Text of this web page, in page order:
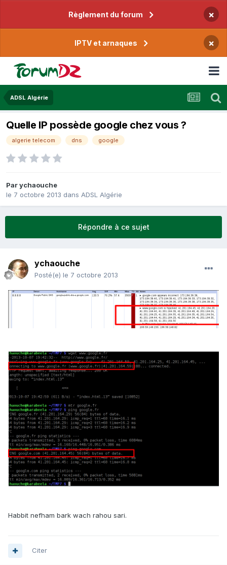
Règlement du forum ×
IPTV et arnaques ×
ADSL Algérie
Quelle IP possède google chez vous ?
algerie telecom dns google
Parychaouche
le 7 octobre 2013 dans ADSL Algérie
Répondre à ce sujet
ychaouche
Posté(e) le 7 octobre 2013
Habbit nefham bark wach rahou sari.
Citer